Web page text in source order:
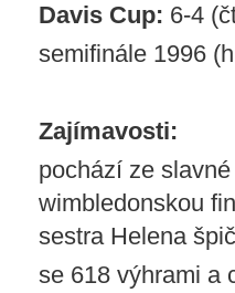
Davis Cup: 6-4
semifinále 1996
Zajímavosti:
pochází ze
wimbledonskou
sestra Helena
se 618 výhrami a